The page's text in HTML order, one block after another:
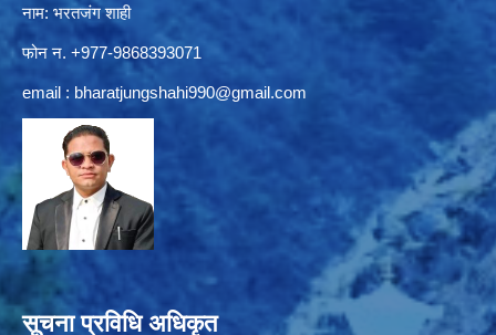
नाम: भरतजंग शाही
फोन न. +977-9868393071
email : bharatjungshahi990@gmail.com
सूचना प्रविधि अधिकृत